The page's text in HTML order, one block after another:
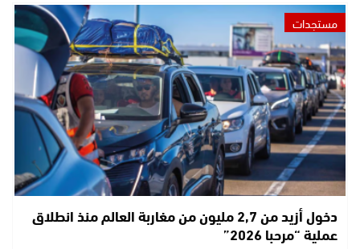
مستجدات
دخول أزيد من 2,7 مليون من مغاربة العالم منذ انطلاق
عملية “مرحبا 2026”